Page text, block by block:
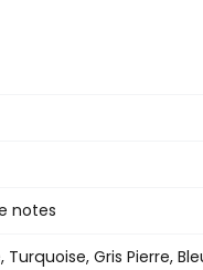
notes
Gris Pierre,